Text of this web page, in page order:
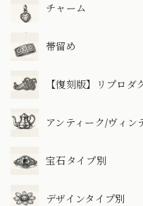
チャーム
帯留め
【復刻版】リプロダ
アンティーク/ヴィン
宝石タイプ別
デザインタイプ別